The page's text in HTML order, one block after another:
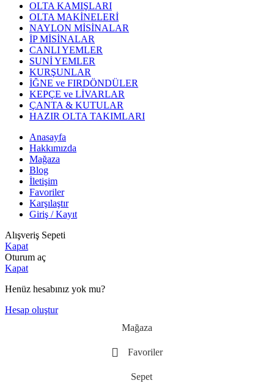
OLTA KAMIŞLARI
OLTA MAKİNELERİ
NAYLON MİSİNALAR
İP MİSİNALAR
CANLI YEMLER
SUNİ YEMLER
KURŞUNLAR
İĞNE ve FIRDÖNDÜLER
KEPÇE ve LİVARLAR
ÇANTA & KUTULAR
HAZIR OLTA TAKIMLARI
Anasayfa
Hakkımızda
Mağaza
Blog
İletişim
Favoriler
Karşılaştır
Giriş / Kayıt
Alışveriş Sepeti
Kapat
Oturum aç
Kapat
Henüz hesabınız yok mu?
Hesap oluştur
Mağaza
Favoriler
Sepet